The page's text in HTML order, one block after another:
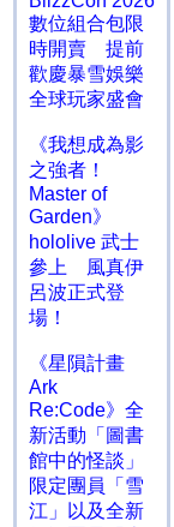
數位組合包限
時開賣 提前
歡慶暴雪娛樂
全球玩家盛會
《我想成為影
之強者！
Master of
Garden》
hololive 武士
參上 風真伊
呂波正式登
場！
《星隕計畫
Ark
Re:Code》全
新活動「圖書
館中的怪談」
限定團員「雪
江」以及全新